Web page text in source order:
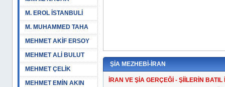
M. EROL İSTANBULİ
M. MUHAMMED TAHA
MEHMET AKİF ERSOY
MEHMET ALİ BULUT
MEHMET ÇELİK
MEHMET EMİN AKIN
ŞİA MEZHEBİ-İRAN
İRAN VE ŞİA GERÇEĞİ - ŞİİLERİN